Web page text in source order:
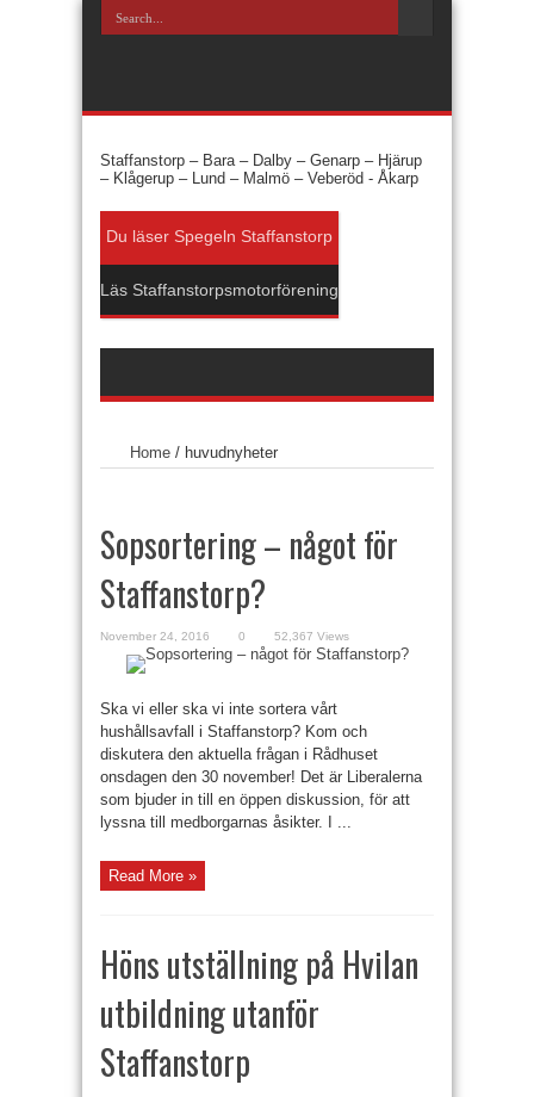
Staffanstorp – Bara – Dalby – Genarp – Hjärup
– Klågerup – Lund – Malmö – Veberöd - Åkarp
Du läser Spegeln Staffanstorp
Läs Staffanstorpsmotorförening
Home / huvudnyheter
Sopsortering – något för
Staffanstorp?
November 24, 2016 0 52,367 Views
Ska vi eller ska vi inte sortera vårt
hushållsavfall i Staffanstorp? Kom och
diskutera den aktuella frågan i Rådhuset
onsdagen den 30 november! Det är Liberalerna
som bjuder in till en öppen diskussion, för att
lyssna till medborgarnas åsikter. I ...
Read More »
Höns utställning på Hvilan
utbildning utanför
Staffanstorp